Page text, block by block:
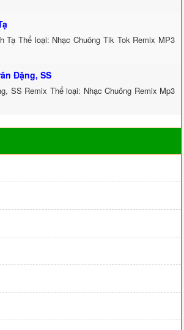
Tạ Thể loại: Nhạc Chuông Tik Tok Remix MP3
Đặng, SS
SS Remix Thể loại: Nhạc Chuông Remix Mp3